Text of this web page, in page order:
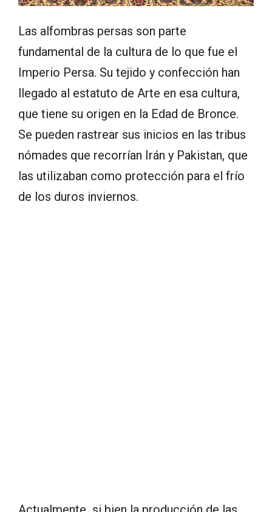
Las alfombras persas son parte
fundamental de la cultura de lo que fue el
Imperio Persa. Su tejido y confección han
llegado al estatuto de Arte en esa cultura,
que tiene su origen en la Edad de Bronce.
Se pueden rastrear sus inicios en las tribus
nómades que recorrían Irán y Pakistan, que
las utilizaban como protección para el frío
de los duros inviernos.